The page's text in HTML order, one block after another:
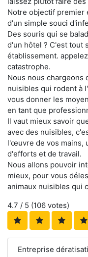
Notre objectif premier
d'un simple souci
Des souris qui se
d'un hôtel ? C'est tout
établissement.
catastrophe.
Nous nous chargeons
nuisibles qui rodent à
vous donner les
en tant que
Il vaut mieux savoir
avec des nuisibles,
l'œuvre de vos mains,
d'efforts et de travail.
Nous allons pouvoir
mieux, pour vous
animaux nuisibles qui
4.7 / 5 (106 votes)
Entreprise